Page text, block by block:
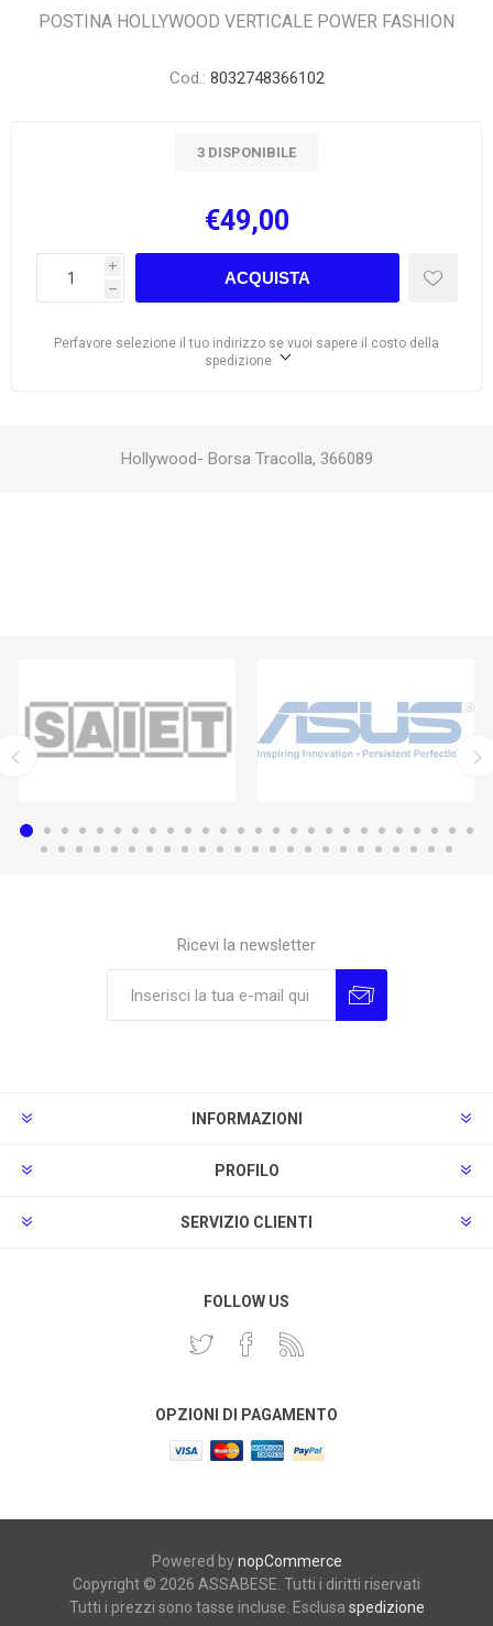
POSTINA HOLLYWOOD VERTICALE POWER FASHION
Cod.: 8032748366102
3 DISPONIBILE
€49,00
i
h
ACQUISTA
Perfavore selezione il tuo indirizzo se vuoi sapere il costo della
spedizione
Hollywood- Borsa Tracolla, 366089
Ricevi la newsletter
INFORMAZIONI
PROFILO
SERVIZIO CLIENTI
FOLLOW US
OPZIONI DI PAGAMENTO
Powered bynopCommerce
Copyright © 2026 ASSABESE. Tutti i diritti riservati
Tutti i prezzi sono tasse incluse. Esclusa spedizione